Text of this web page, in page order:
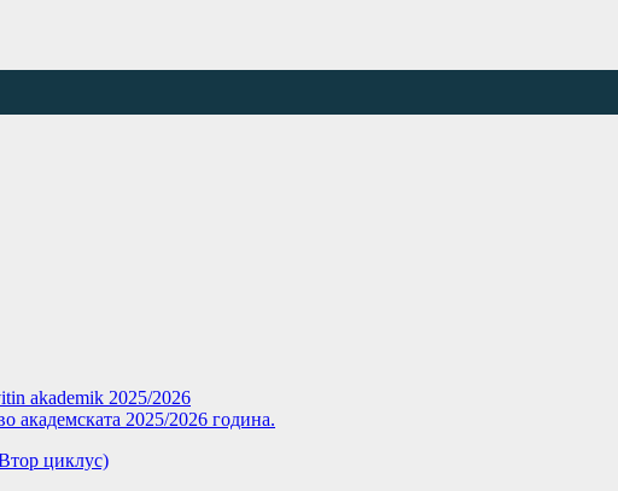
akademik 2025/2026
2025/2026 година.
циклус)